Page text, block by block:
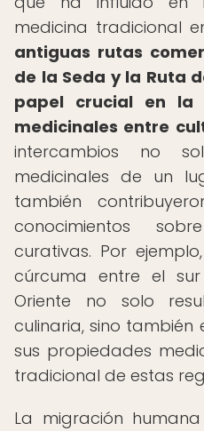
medicina tradicional
antiguas rutas
de la Seda y la Ruta
papel crucial en la
medicinales entre
intercambios no
medicinales de un
también
conocimientos
curativas. Por
cúrcuma entre el
Oriente no solo
culinaria, sino
sus propiedades
tradicional de estas
La migración